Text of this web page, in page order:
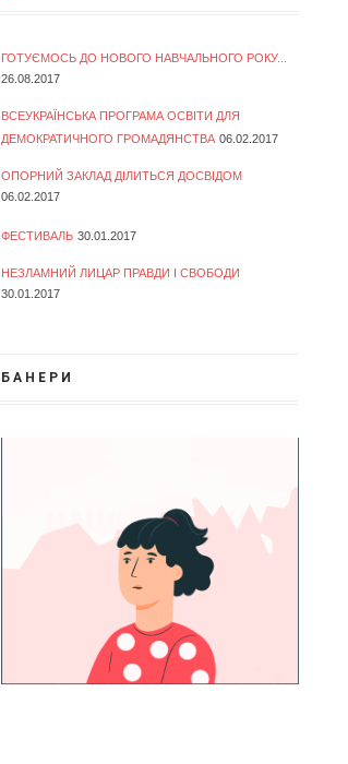
ГОТУЄМОСЬ ДО НОВОГО НАВЧАЛЬНОГО РОКУ...
26.08.2017
ВСЕУКРАЇНСЬКА ПРОГРАМА ОСВІТИ ДЛЯ
ДЕМОКРАТИЧНОГО ГРОМАДЯНСТВА 06.02.2017
ОПОРНИЙ ЗАКЛАД ДІЛИТЬСЯ ДОСВІДОМ
06.02.2017
ФЕСТИВАЛЬ 30.01.2017
НЕЗЛАМНИЙ ЛИЦАР ПРАВДИ І СВОБОДИ
30.01.2017
БАНЕРИ